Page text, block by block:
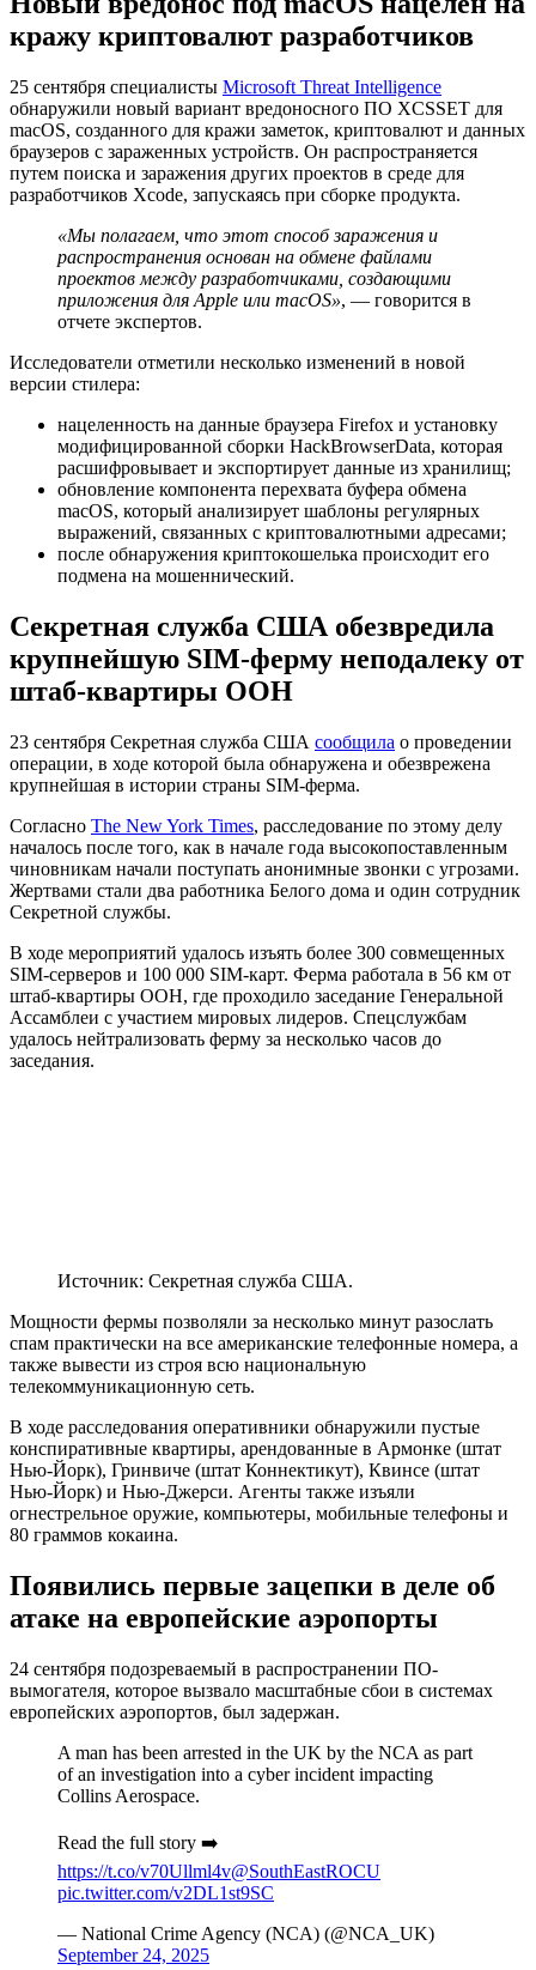
кражу криптовалют разработчиков
25 сентября специалисты Microsoft Threat Intelligence
обнаружили новый вариант вредоносного ПО XCSSET для
macOS, созданного для кражи заметок, криптовалют и данных
браузеров с зараженных устройств. Он распространяется
путем поиска и заражения других проектов в среде для
разработчиков Xcode, запускаясь при сборке продукта.
«Мы полагаем, что этот способ заражения и
распространения основан на обмене файлами
проектов между разработчиками, создающими
приложения для Apple или macOS», — говорится в
отчете экспертов.
Исследователи отметили несколько изменений в новой
версии стилера:
нацеленность на данные браузера Firefox и установку
модифицированной сборки HackBrowserData, которая
расшифровывает и экспортирует данные из хранилищ;
обновление компонента перехвата буфера обмена
macOS, который анализирует шаблоны регулярных
выражений, связанных с криптовалютными адресами;
после обнаружения криптокошелька происходит его
подмена на мошеннический.
Секретная служба США обезвредила
крупнейшую SIM-ферму неподалеку от
штаб-квартиры ООН
23 сентября Секретная служба США сообщила о проведении
операции, в ходе которой была обнаружена и обезврежена
крупнейшая в истории страны SIM-ферма.
Согласно The New York Times, расследование по этому делу
началось после того, как в начале года высокопоставленным
чиновникам начали поступать анонимные звонки с угрозами.
Жертвами стали два работника Белого дома и один сотрудник
Секретной службы.
В ходе мероприятий удалось изъять более 300 совмещенных
SIM-серверов и 100 000 SIM-карт. Ферма работала в 56 км от
штаб-квартиры ООН, где проходило заседание Генеральной
Ассамблеи с участием мировых лидеров. Спецслужбам
удалось нейтрализовать ферму за несколько часов до
заседания.
Источник: Секретная служба США.
Мощности фермы позволяли за несколько минут разослать
спам практически на все американские телефонные номера, а
также вывести из строя всю национальную
телекоммуникационную сеть.
В ходе расследования оперативники обнаружили пустые
конспиративные квартиры, арендованные в Армонке (штат
Нью-Йорк), Гринвиче (штат Коннектикут), Квинсе (штат
Нью-Йорк) и Нью-Джерси. Агенты также изъяли
огнестрельное оружие, компьютеры, мобильные телефоны и
80 граммов кокаина.
Появились первые зацепки в деле об
атаке на европейские аэропорты
24 сентября подозреваемый в распространении ПО-
вымогателя, которое вызвало масштабные сбои в системах
европейских аэропортов, был задержан.
A man has been arrested in the UK by the NCA as part
of an investigation into a cyber incident impacting
Collins Aerospace.
Read the full story ➡️
https://t.co/v70Ullml4v@SouthEastROCU
pic.twitter.com/v2DL1st9SC
— National Crime Agency (NCA) (@NCA_UK)
September 24, 2025